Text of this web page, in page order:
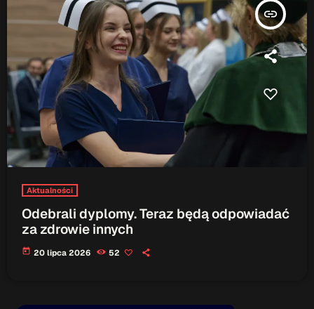
insert_link
Aktualności
Odebrali dyplomy. Teraz będą odpowiadać
za zdrowie innych
today 20 lipca 2026 52